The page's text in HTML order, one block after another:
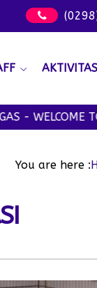
TO
You are here :